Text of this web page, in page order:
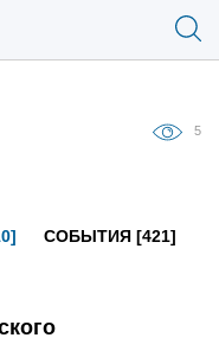
5
СОБЫТИЯ [421]